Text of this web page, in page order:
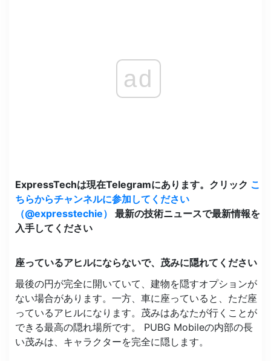
ad
ExpressTechは現在Telegramにあります。クリック こ
ちらからチャンネルに参加してください
（@expresstechie）
最新の技術ニュースで最新情報を
入手してください
座っているアヒルにならないで、茂みに隠れてください
最後の円が完全に開いていて、建物を隠すオプションが
ない場合があります。一方、車に座っていると、ただ座
っているアヒルになります。茂みはあなたが行くことが
できる最高の隠れ場所です。 PUBG Mobileの内部の長
い茂みは、キャラクターを完全に隠します。